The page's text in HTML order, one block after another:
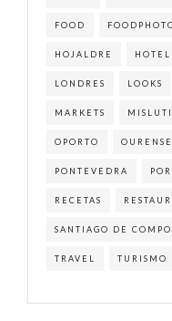
FOOD
HOJALDRE HOTEL
LONDRES LOOKS
MARKETS
OPORTO OURENSE
PONTEVEDRA
RECETAS
SANTIAGO DE
TRAVEL TURISMO